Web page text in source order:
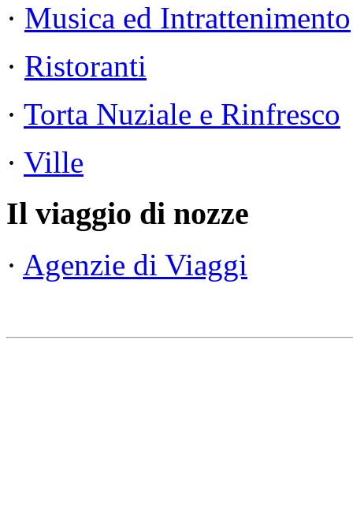
· Musica ed Intrattenimento
· Ristoranti
· Torta Nuziale e Rinfresco
· Ville
Il viaggio di nozze
· Agenzie di Viaggi